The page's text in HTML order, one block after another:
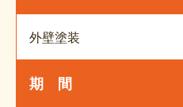
外壁塗装
期 間